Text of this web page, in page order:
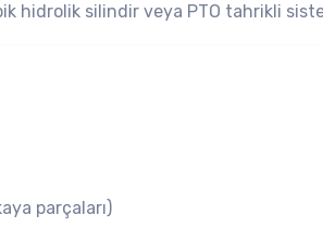
hidrolik silindir veya PTO tahrikli
parçaları)